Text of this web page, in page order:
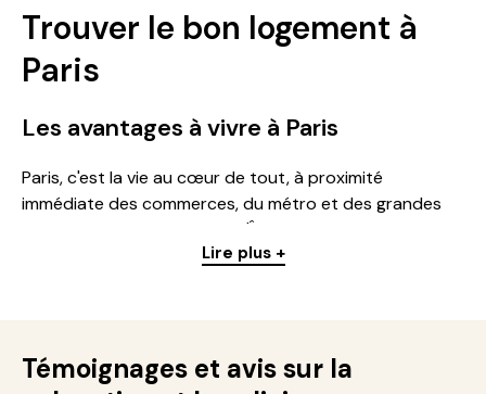
Trouver le bon logement à
Paris
Les avantages à vivre à Paris
Paris, c'est la vie au cœur de tout, à proximité
immédiate des commerces, du métro et des grandes
lignes qui desservent toute l'Île-de-France. Que vous
cherchiez un studio, un appartement de plusieurs
Paris a sa propre identité : certains quartiers offrent
une vie de quartier animée, d'autres, plus au calme,
Lire plus +
Témoignages et avis sur la